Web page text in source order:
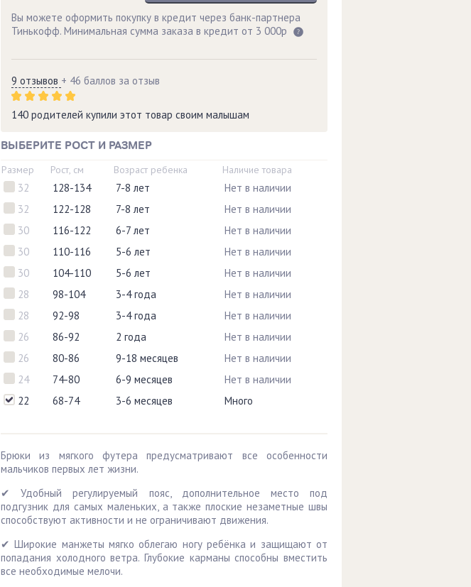
Вы можете оформить покупку в кредит через банк-партнера
Тинькофф. Минимальная сумма заказа в кредит от 3 000р
9 отзывов + 46 баллов за отзыв
140 родителей купили этот товар своим малышам
ВЫБЕРИТЕ РОСТ И РАЗМЕР
Размер Рост, см Возраст ребенка Наличие товара
32 128-134 7-8 лет
Нет в наличии
32
122-128 7-8 лет
Нет в наличии
30
116-122 6-7 лет
Нет в наличии
30
110-116 5-6 лет
Нет в наличии
30
104-110 5-6 лет
Нет в наличии
28
98-104 3-4 года
Нет в наличии
28
92-98 3-4 года
Нет в наличии
26
86-92 2 года
Нет в наличии
26
80-86 9-18 месяцев
Нет в наличии
24
74-80 6-9 месяцев
Нет в наличии
22
68-74 3-6 месяцев Много
Брюки из мягкого футера предусматривают все особенности
мальчиков первых лет жизни.
✔ Удобный регулируемый пояс, дополнительное место под
подгузник для самых маленьких, а также плоские незаметные швы
способствуют активности и не ограничивают движения.
✔ Широкие манжеты мягко облегаю ногу ребёнка и защищают от
попадания холодного ветра. Глубокие карманы способны вместить
все необходимые мелочи.